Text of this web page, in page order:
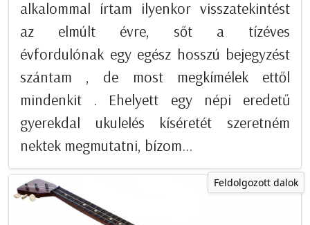
alkalommal írtam ilyenkor visszatekintést
az elmúlt évre, sőt a tízéves
évfordulónak egy egész hosszú bejegyzést
szántam , de most megkímélek ettől
mindenkit . Ehelyett egy népi eredetű
gyerekdal ukulelés kíséretét szeretném
nektek megmutatni, bízom...
Feldolgozott dalok